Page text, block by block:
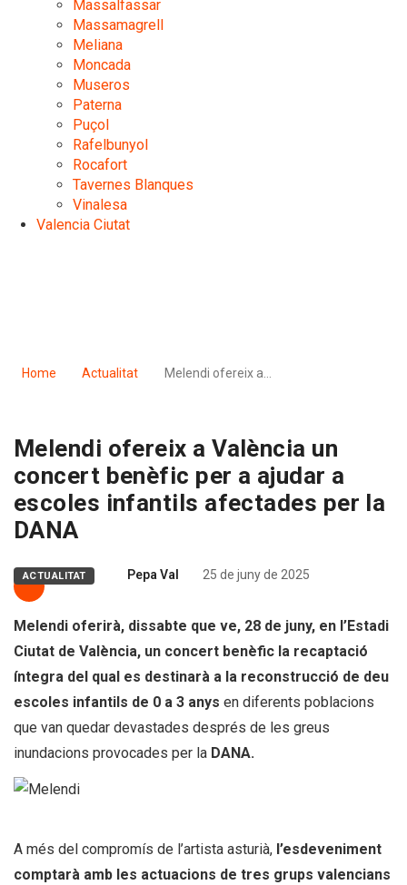
Massalfassar
Massamagrell
Meliana
Moncada
Museros
Paterna
Puçol
Rafelbunyol
Rocafort
Tavernes Blanques
Vinalesa
Valencia Ciutat
Home Actualitat Melendi ofereix a…
Melendi ofereix a València un
concert benèfic per a ajudar a
escoles infantils afectades per la
DANA
ACTUALITAT Pepa Val 25 de juny de 2025
Melendi oferirà, dissabte que ve, 28 de juny, en l’Estadi
Ciutat de València, un concert benèfic la recaptació
íntegra del qual es destinarà a la reconstrucció de deu
escoles infantils de 0 a 3 anys en diferents poblacions
que van quedar devastades després de les greus
inundacions provocades per la DANA.
A més del compromís de l’artista asturià, l’esdeveniment
comptarà amb les actuacions de tres grups valencians